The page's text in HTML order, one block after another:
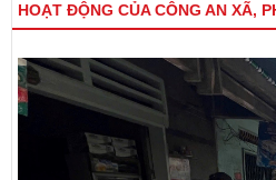
HOẠT ĐỘNG CỦA CÔNG AN XÃ,